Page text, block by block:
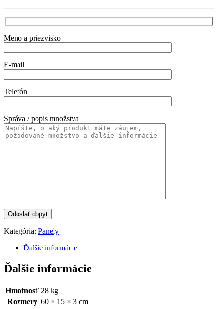
Meno a priezvisko
E-mail
Telefón
Správa / popis množstva
Kategória: Panely
Ďalšie informácie
Ďalšie informácie
Hmotnosť 28 kg
Rozmery 60 × 15 × 3 cm